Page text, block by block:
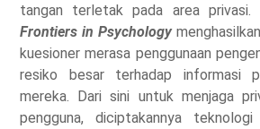
tangan terletak pada area privasi.
Frontiers in Psychology
kuesioner merasa penggunaan
resiko besar terhadap informasi
mereka. Dari sini untuk menjaga
pengguna, diciptakannya